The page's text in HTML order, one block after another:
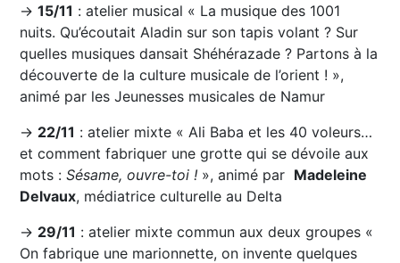
→15/11 : atelier musical « La musique des 1001
nuits. Qu’écoutait Aladin sur son tapis volant ? Sur
quelles musiques dansait Shéhérazade ? Partons à la
découverte de la culture musicale de l’orient ! »,
animé par les Jeunesses musicales de Namur
→ 22/11 : atelier mixte « Ali Baba et les 40 voleurs…
et comment fabriquer une grotte qui se dévoile aux
mots :Sésame, ouvre-toi ! », animé par Madeleine
Delvaux, médiatrice culturelle au Delta
→ 29/11 : atelier mixte commun aux deux groupes «
On fabrique une marionnette, on invente quelques